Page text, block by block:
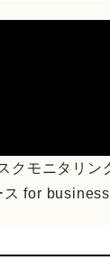
象
クモニタリン
ス for